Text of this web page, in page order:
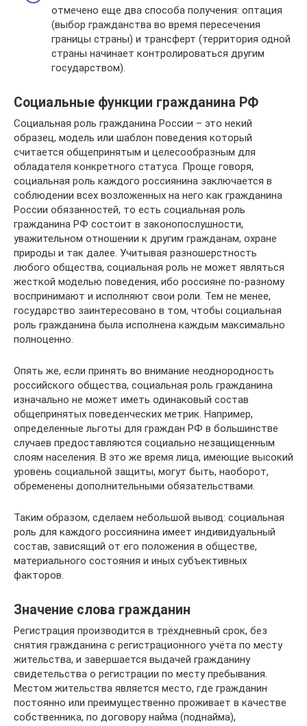
отмечено еще два способа получения: оптация
(выбор гражданства во время пересечения
границы страны) и трансферт (территория одной
страны начинает контролироваться другим
государством).
Социальные функции гражданина РФ
Социальная роль гражданина России – это некий
образец, модель или шаблон поведения который
считается общепринятым и целесообразным для
обладателя конкретного статуса. Проще говоря,
социальная роль каждого россиянина заключается в
соблюдении всех возложенных на него как гражданина
России обязанностей, то есть социальная роль
гражданина РФ состоит в законопослушности,
уважительном отношении к другим гражданам, охране
природы и так далее. Учитывая разношерстность
любого общества, социальная роль не может являться
жесткой моделью поведения, ибо россияне по-разному
воспринимают и исполняют свои роли. Тем не менее,
государство заинтересовано в том, чтобы социальная
роль гражданина была исполнена каждым максимально
полноценно.
Опять же, если принять во внимание неоднородность
российского общества, социальная роль гражданина
изначально не может иметь одинаковый состав
общепринятых поведенческих метрик. Например,
определенные льготы для граждан РФ в большинстве
случаев предоставляются социально незащищенным
слоям населения. В это же время лица, имеющие высокий
уровень социальной защиты, могут быть, наоборот,
обременены дополнительными обязательствами.
Таким образом, сделаем небольшой вывод: социальная
роль для каждого россиянина имеет индивидуальный
состав, зависящий от его положения в обществе,
материального состояния и иных субъективных
факторов.
Значение слова гражданин
Регистрация производится в трёхдневный срок, без
снятия гражданина с регистрационного учёта по месту
жительства, и завершается выдачей гражданину
свидетельства о регистрации по месту пребывания.
Местом жительства является место, где гражданин
постоянно или преимущественно проживает в качестве
собственника, по договору найма (поднайма),